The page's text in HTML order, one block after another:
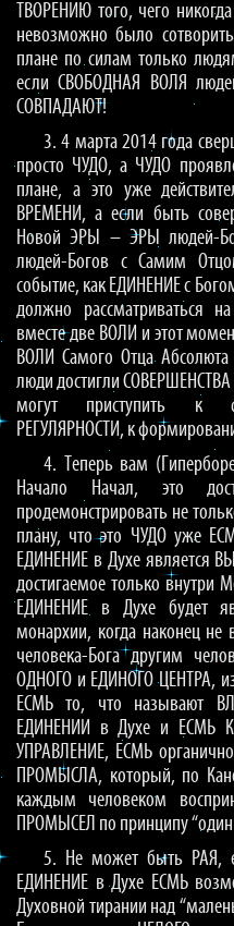
ТВОРЕНИЮ того, чего
невозможно было
плане по силам только
если СВОБОДНАЯ ВОЛЯ
СОВПАДАЮТ!
3. 4 марта 2014 года
просто ЧУДО, а ЧУДО
плане, а это уже
ВРЕМЕНИ, а если быть
Новой ЭРЫ – ЭРЫ людей-
людей-Богов с Самим
событие, как ЕДИНЕНИЕ с
должно рассматриваться
вместе две ВОЛИ и этот
ВОЛИ Самого Отца
люди достигли СОВЕРШЕНСТВА
могут приступить к
РЕГУЛЯРНОСТИ, к
4. Теперь вам
Начало Начал, это
продемонстрировать не
плану, что это ЧУДО уже
ЕДИНЕНИЕ в Духе является
достигаемое только внутри
ЕДИНЕНИЕ в Духе будет
монархии, когда наконец не
человека-Бога другим
ОДНОГО и ЕДИНОГО ЦЕНТРА,
ЕСМЬ то, что называют
ЕДИНЕНИИ в Духе и ЕСМЬ
УПРАВЛЕНИЕ, ЕСМЬ
ПРОМЫСЛА, который, по
каждым человеком
ПРОМЫСЕЛ по принципу “один
5. Не может быть РАЯ,
ЕДИНЕНИЕ в Духе ЕСМЬ
Духовной тирании над